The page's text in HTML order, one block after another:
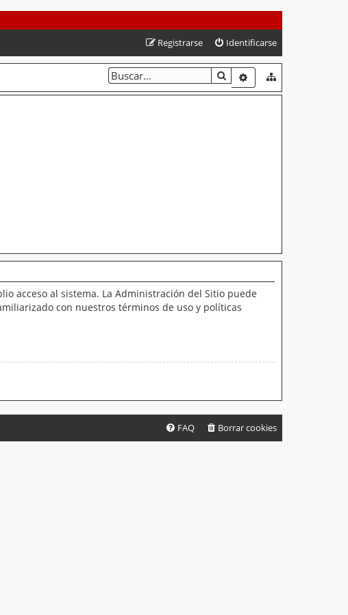
Identificarse
Registrarse
BUSCARBÚSQUEDA
acceso al sistema. La Administración del Sitio puede
con nuestros términos de uso y políticas
Borrar cookies
FAQ